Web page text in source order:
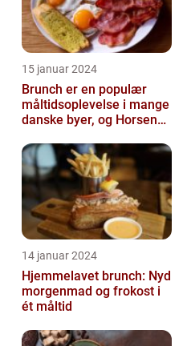
15 januar 2024
Brunch er en populær
måltidsoplevelse i mange
danske byer, og Horsens
14 januar 2024
Hjemmelavet brunch: Nyd
morgenmad og frokost i
ét måltid